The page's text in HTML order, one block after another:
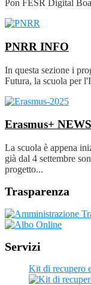
Pon FESR Digital
PNRR INFO
In questa sezione i
Futura, la scuola per
Erasmus+ NEWS
La scuola è appena
già dal 4 settembre
progetto...
Trasparenza
Servizi
Kit di recupero